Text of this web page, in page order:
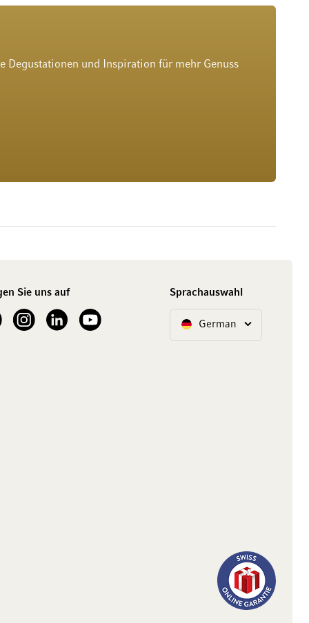
Degustationen und Inspiration für mehr Genuss
Sie uns auf
Facebook
See our Instagram account
See our LinkedInSee our YouTube channel
Sprachauswahl
SpracheGerman